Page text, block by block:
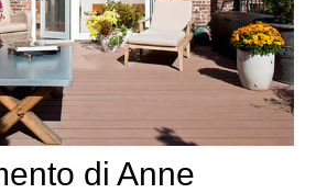
di Anne